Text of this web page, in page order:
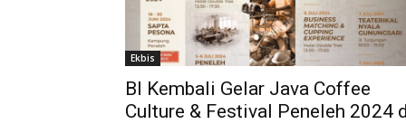
Ekbis
BI Kembali Gelar Java Coffee
Culture & Festival Peneleh 2024